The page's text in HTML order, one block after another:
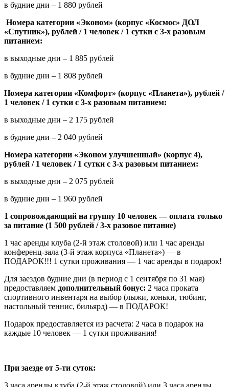
в будние дни – 1 880 рублей
Номера категории «Эконом» (корпус «Космос» ДОЛ
«Спутник»), рублей / 1 человек / 1 сутки с 3-х разовым
питанием:
в выходные дни – 1 885 рублей
в будние дни – 1 808 рублей
Номера категории «Комфорт» (корпус «Планета»), рублей /
1 человек / 1 сутки с 3-х разовым питанием:
в выходные дни – 2 175 рублей
в будние дни – 2 040 рублей
Номера категории «Эконом улучшенный» (корпус 4),
рублей / 1 человек / 1 сутки с 3-х разовым питанием:
в выходные дни – 2 075 рублей
в будние дни – 1 960 рублей
1 сопровождающий на группу 10 человек — оплата только
за питание (1 500 рублей / 3-х разовое питание)
1 час аренды клуба (2-й этаж столовой) или 1 час аренды
конференц-зала (3-й этаж корпуса «Планета») — в
ПОДАРОК!!! 1 сутки проживания — 1 час аренды в подарок!
Для заездов будние дни (в период с 1 сентября по 31 мая)
предоставляем дополнительный бонус: 2 часа проката
спортивного инвентаря на выбор (лыжи, коньки, тюбинг,
настольный теннис, бильярд) — в ПОДАРОК!
Подарок предоставляется из расчета: 2 часа в подарок на
каждые 10 человек — 1 сутки проживания!
При заезде от 5-ти суток: